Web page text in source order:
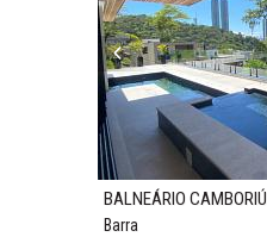
BALNEÁRIO CAMBORIÚ
Barra